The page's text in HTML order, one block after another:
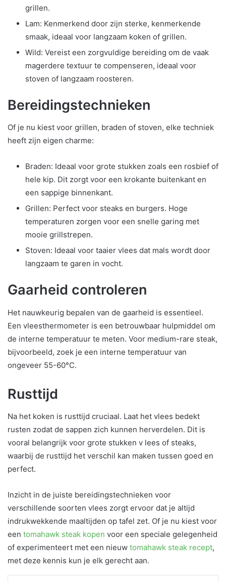
grillen.
Lam: Kenmerkend door zijn sterke, kenmerkende
smaak, ideaal voor langzaam koken of grillen.
Wild: Vereist een zorgvuldige bereiding om de vaak
magerdere textuur te compenseren, ideaal voor
stoven of langzaam roosteren.
Bereidingstechnieken
Of je nu kiest voor grillen, braden of stoven, elke techniek
heeft zijn eigen charme:
Braden: Ideaal voor grote stukken zoals een rosbief of
hele kip. Dit zorgt voor een krokante buitenkant en
een sappige binnenkant.
Grillen: Perfect voor steaks en burgers. Hoge
temperaturen zorgen voor een snelle garing met
mooie grillstrepen.
Stoven: Ideaal voor taaier vlees dat mals wordt door
langzaam te garen in vocht.
Gaarheid controleren
Het nauwkeurig bepalen van de gaarheid is essentieel.
Een vleesthermometer is een betrouwbaar hulpmiddel om
de interne temperatuur te meten. Voor medium-rare steak,
bijvoorbeeld, zoek je een interne temperatuur van
ongeveer 55-60°C.
Rusttijd
Na het koken is rusttijd cruciaal. Laat het vlees bedekt
rusten zodat de sappen zich kunnen herverdelen. Dit is
vooral belangrijk voor grote stukken v lees of steaks,
waarbij de rusttijd het verschil kan maken tussen goed en
perfect.
Inzicht in de juiste bereidingstechnieken voor
verschillende soorten vlees zorgt ervoor dat je altijd
indrukwekkende maaltijden op tafel zet. Of je nu kiest voor
een tomahawk steak kopen voor een speciale gelegenheid
of experimenteert met een nieuw tomahawk steak recept,
met deze kennis kun je elk gerecht aan.